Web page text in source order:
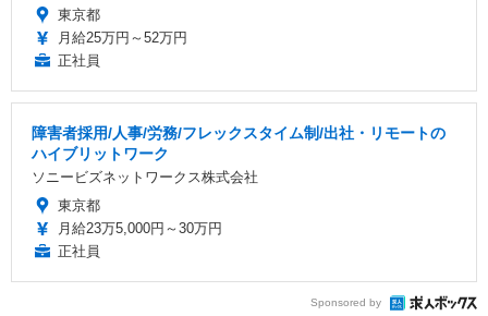
東京都
月給25万円～52万円
正社員
障害者採用/人事/労務/フレックスタイム制/出社・リモートの
ハイブリットワーク
ソニービズネットワークス株式会社
東京都
月給23万5,000円～30万円
正社員
Sponsored by